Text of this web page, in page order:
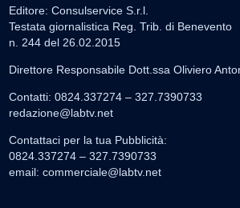
Editore: Consulservice S.r.l.
Testata giornalistica Reg. Trib. di Benevento
n. 244 del 26.02.2015
Direttore Responsabile Dott.ssa Oliviero
Contatti: 0824.337274 – 327.7390733
redazione@labtv.net
Contattaci per la tua Pubblicità:
0824.337274 – 327.7390733
email: commerciale@labtv.net